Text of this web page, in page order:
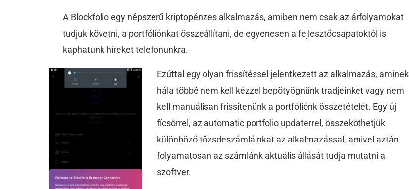
A Blockfolio egy népszerű kriptopénzes alkalmazás, amiben nem csak az árfolyamokat
tudjuk követni, a portfóliónkat összeállítani, de egyenesen a fejlesztőcsapatoktól is
kaphatunk híreket telefonunkra.
Ezúttal egy olyan frissítéssel jelentkezett az alkalmazás, aminek
hála többé nem kell kézzel bepötyögnünk tradjeinket vagy nem
kell manuálisan frissítenünk a portfóliónk összetételét. Egy új
fícsörrel, az automatic portfolio updaterrel, összeköthetjük
különböző tőzsdeszámláinkat az alkalmazással, amivel aztán
folyamatosan az számlánk aktuális állását tudja mutatni a
szoftver.